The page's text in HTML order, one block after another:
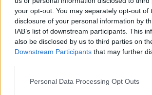
your opt-out. You may separately opt-out of
disclosure of your personal information by
IAB’s list of downstream participants. This
also be disclosed by us to third parties on
Downstream Participants that may further
Personal Data Processing Opt Outs
Ei varmastikaan ole tarpeen sen
tällä kuvalla mahdetaan symbolisoida.
Lue myös:Mestarien liigan lohkovaihe